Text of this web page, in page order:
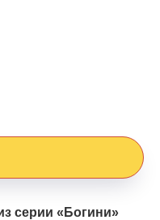
серии «Богини»